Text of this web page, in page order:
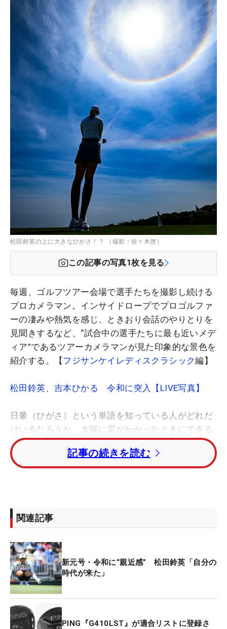
松田鈴英の上に大きなひがさ！？ （撮影：佐々木啓）
この記事の写真1枚を見る
毎週、ゴルフツアー会場で選手たちを撮影し続ける
プロカメラマン。インサイドロープでプロゴルファ
ーの凄みや熱気を感じ、ときおり会話のやりとりを
見聞きするなど、“試合中の選手たちに最も近いメデ
ィア”であるツアーカメラマンが見た印象的な景色を
紹介する。【 フジサンケイレディスクラシック編】
松田鈴英、吉本ひかる 令和に突入【LIVE写真】
日暈（ひがさ）という単語を知っている人がどれだ
けいるだろうか。太陽に雲がかかったときにできる
虹のような輪っかで、珍しい光学現象。それが平成
最後の女子ツアーの最終日に突如として現れた。
が佐々木カメラマン。「はじめは何かと思いました
が、あとから聞いたら日暈ということでした。幻想
た」と、そのときの写真を振り返る。
撮影場所は16番のティイングエリア。ホールの左は
海が広がる名物ホールだが、目を奪われたのは空。
「まさかあんな形になっているとは思っていなかっ
たので、松田鈴英選手とともに撮影してみました。
記事の続きを読む
関連記事
新元号・令和に“親近感” 松田鈴英「自分の
時代が来た」
PING『G410LST』が適合リストに登録さ